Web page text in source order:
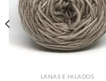
LANAS E HILADOS